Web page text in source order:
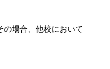
場合、他校において